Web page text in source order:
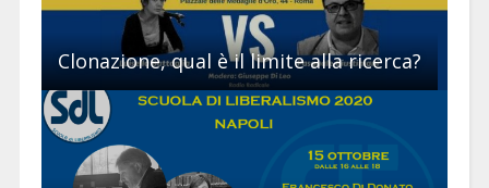
Clonazione, qual è il limite alla ricerca?